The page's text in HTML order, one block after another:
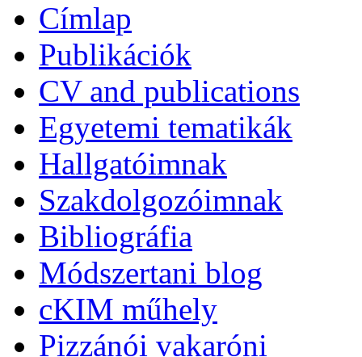
Címlap
Publikációk
CV and publications
Egyetemi tematikák
Hallgatóimnak
Szakdolgozóimnak
Bibliográfia
Módszertani blog
cKIM műhely
Pizzánói vakaróni